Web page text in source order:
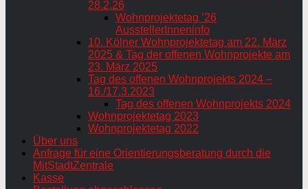
28.2.26
Wohnprojektetag ’26
AusstellerInneninfo
10. Kölner Wohnprojektetag am 22. März
2025 & Tag der offenen Wohnprojekte am
23. März 2025
Tag des offenen Wohnprojekts 2024 –
16./17.3.2023
Tag des offenen Wohnprojekts 2024
Wohnprojektetag 2023
Wohnprojektetag 2022
Über uns
Anfrage für eine Orientierungsberatung durch die
MitStadtZentrale
Kasse